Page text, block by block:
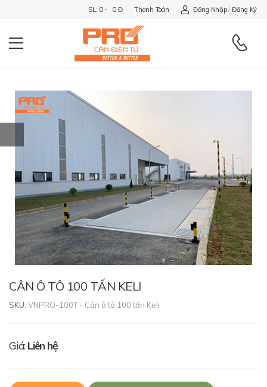
SL: 0 - 0 Đ Thanh Toán Đăng Nhập / Đăng Ký
CÂN Ô TÔ 100 TẤN KELI
SKU: VNPRO-100T - Cân ô tô 100 tấn Keli
Giá:Liên hệ